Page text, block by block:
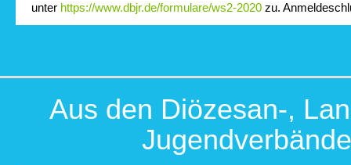
unter https://www.dbjr.de/formulare/ws2-2020 zu.
Aus den Diözesan-,